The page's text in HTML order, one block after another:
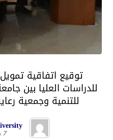
توقيع اتفاقية
للدراسات العليا بين
للتنمية وجمعية
7 ديسمبر، 2017